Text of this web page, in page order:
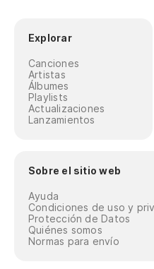
Explorar
Canciones
Artistas
Álbumes
Playlists
Actualizaciones
Lanzamientos
Sobre el sitio web
Ayuda
Condiciones de uso y
Protección de Datos
Quiénes somos
Normas para envío